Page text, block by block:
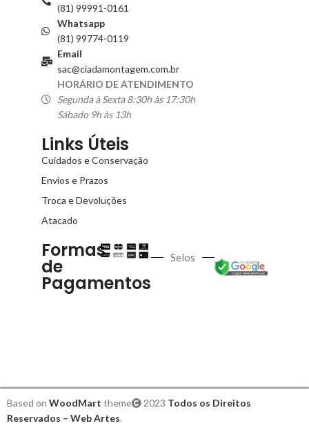
(81) 99991-0161
Whatsapp
(81) 99774-0119
Email
sac@ciadamontagem.com.br
HORÁRIO DE ATENDIMENTO
Segunda à Sexta 8:30h às 17:30h
Sábado 9h às 13h
Links Úteis
Cuidados e Conservação
Envios e Prazos
Troca e Devoluções
Atacado
Formas
de
Pagamentos
Selos
Based on WoodMart theme 2023 Todos os Direitos
Reservados – Web Artes.